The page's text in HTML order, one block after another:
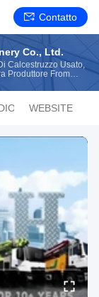
Contatto
Co., Ltd.
Calcestruzzo Usato,
Produttore From
WEBSITE